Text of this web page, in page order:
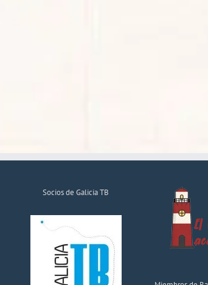
Socios de Galicia TB